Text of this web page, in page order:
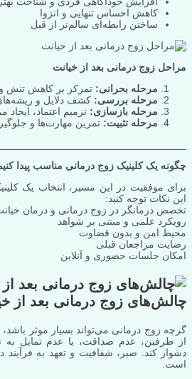
کاهش احساس تنهایی و انزوا
ساختن رابطه‌ای سالم‌تر از قبل
مراحل زوج درمانی بعد از خیانت
مرحله بحرانی: تمرکز بر کاهش تنش
مرحله بررسی: کشف دلایل و
مرحله بازسازی: ترمیم اعتماد،
مرحله تثبیت: تمرین مهارت‌ها و
چگونه یک کلینیک زوج درمانی مناسب پیدا
برای موفقیت در این مسیر، انتخاب یک
این نکات توجه کنید:
تخصص درمانگر در زوج درمانی و درمان
رویکرد علمی و مبتنی بر شواهد
محیط امن و بدون قضاوت
رضایت مراجعان قبلی
امکان جلسات حضوری و آنلاین
چالش‌های زوج درمانی بعد از
گرچه زوج درمانی می‌تواند بسیار موثر
از طرفین، عدم صداقت، یا عدم تمایل به
دشوار کند. صبر، شفافیت و تعهد به فرآیند
است.